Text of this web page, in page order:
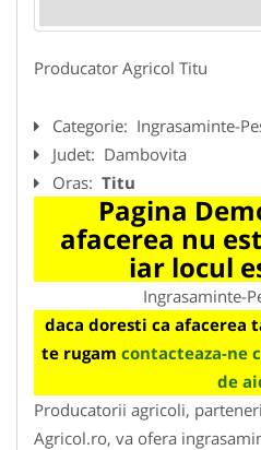
Producator Agricol Titu
Categorie: Ingrasaminte-
Judet: Dambovita
Oras: Titu
Pagina
afacerea nu
iar locul
Ingrasaminte-
daca doresti ca afacerea
te rugam contacteaza-ne
de
Producatorii agricoli,
Agricol.ro, va ofera